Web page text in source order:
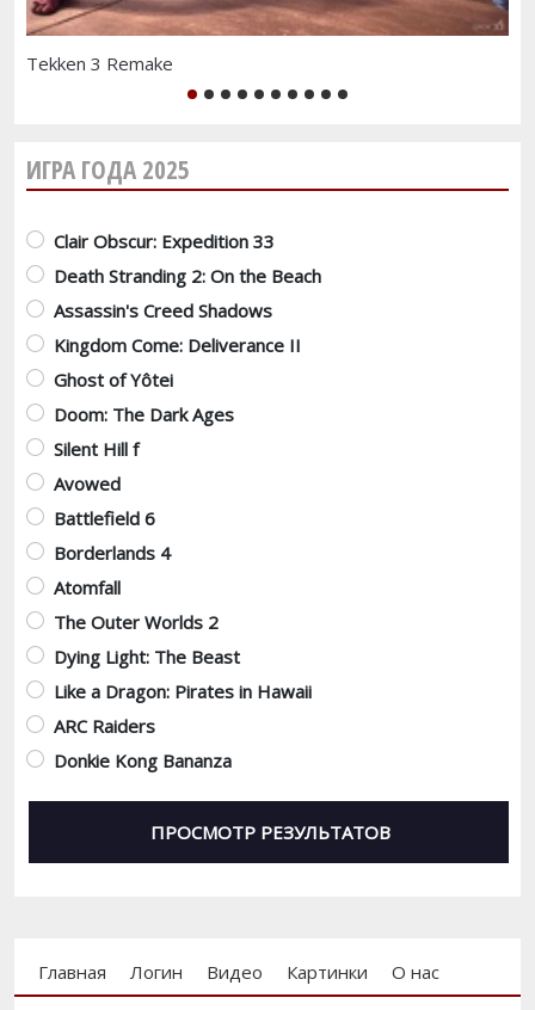
Tekken 3 Remake
1 2 3
ИГРА ГОДА 2025
Варианты
Clair Obscur: Expedition 33
Death Stranding 2: On the Beach
Assassin's Creed Shadows
Kingdom Come: Deliverance II
Ghost of Yôtei
Doom: The Dark Ages
Silent Hill f
Avowed
Battlefield 6
Borderlands 4
Atomfall
The Outer Worlds 2
Dying Light: The Beast
Like a Dragon: Pirates in Hawaii
ARC Raiders
Donkie Kong Bananza
Footer menu
Главная Логин Видео Картинки
О нас